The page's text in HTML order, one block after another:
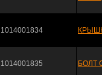
1014001834
1014001835 БОЛТ